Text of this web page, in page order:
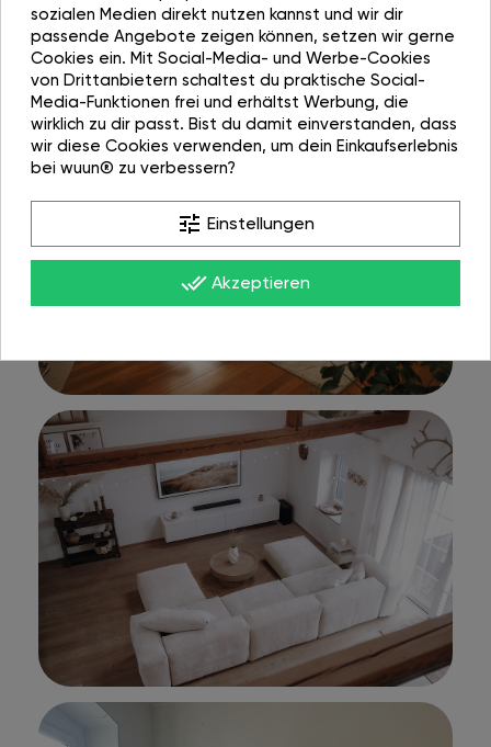
sozialen Medien direkt nutzen kannst und wir dir
passende Angebote zeigen können, setzen wir gerne
Cookies ein. Mit Social-Media- und Werbe-Cookies
von Drittanbietern schaltest du praktische Social-
Media-Funktionen frei und erhältst Werbung, die
wirklich zu dir passt. Bist du damit einverstanden, dass
wir diese Cookies verwenden, um dein Einkaufserlebnis
bei wuun® zu verbessern?
tune Einstellungen
done_all Akzeptieren